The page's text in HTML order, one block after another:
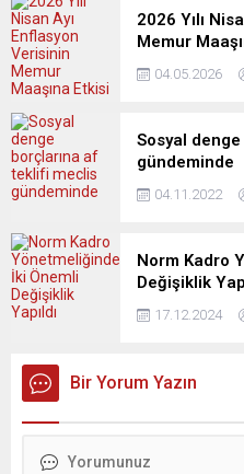
2026 Yılı
Memur
04.05.2026
Sosyal
gündeminde
04.11.2022
Norm Kadro
Değişiklik
17.12.2024
Bir Yorum Yazın